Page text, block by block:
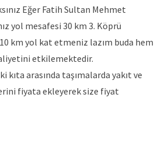
Eğer Fatih Sultan Mehmet
yol mesafesi 30 km 3. Köprü
km yol kat etmeniz lazım buda hem
etkilemektedir.
kıta arasında taşımalarda yakıt ve
fiyata ekleyerek size fiyat